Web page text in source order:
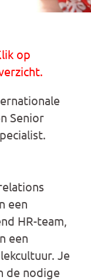
op
Senior
een
HR-team,
een
Je
de nodige